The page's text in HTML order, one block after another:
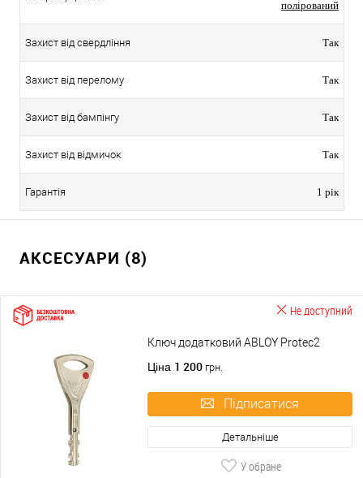
полірований
Захист від свердління Так
Захист від перелому Так
Захист від бампінгу Так
Захист від відмичок Так
Гарантія 1 рік
АКСЕСУАРИ (8)
Не доступний
Ключ додатковий ABLOY Protec2
Ціна 1 200 грн.
Підписатися
Детальніше
У обране